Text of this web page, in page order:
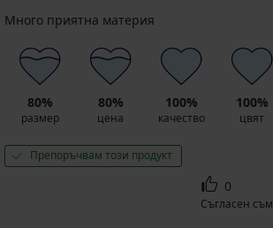
Много приятна материя
80%
размер
80%
цена
100%
качество
100%
цвят
Препоръчвам този продукт
0
Съгласен съм